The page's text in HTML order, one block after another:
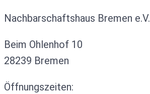
Nachbarschaftshaus Bremen e.V.
Beim Ohlenhof 10
28239 Bremen
Öffnungszeiten: